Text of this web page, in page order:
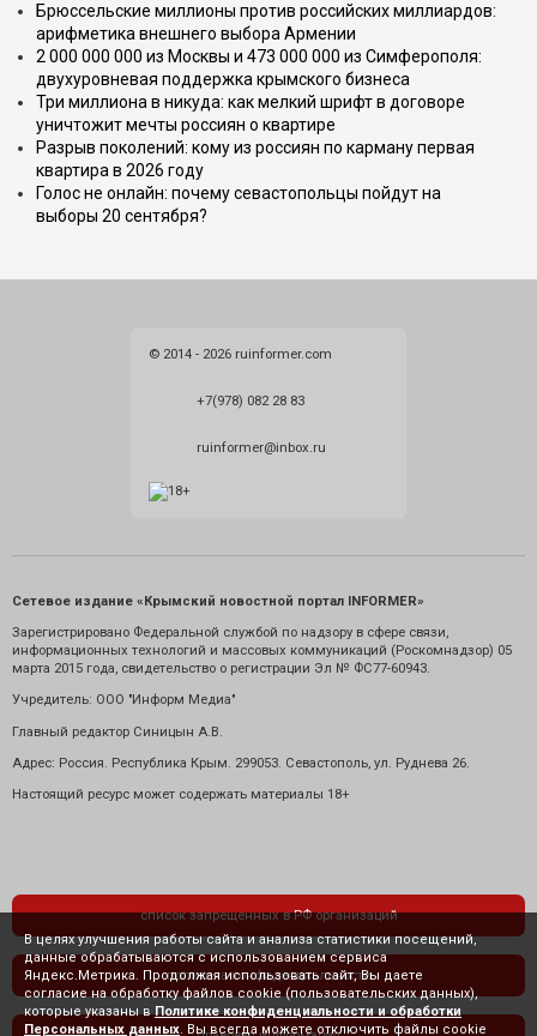
Брюссельские миллионы против российских миллиардов:
арифметика внешнего выбора Армении
2 000 000 000 из Москвы и 473 000 000 из Симферополя:
двухуровневая поддержка крымского бизнеса
Три миллиона в никуда: как мелкий шрифт в договоре
уничтожит мечты россиян о квартире
Разрыв поколений: кому из россиян по карману первая
квартира в 2026 году
Голос не онлайн: почему севастопольцы пойдут на
выборы 20 сентября?
© 2014 - 2026 ruinformer.com
+7(978) 082 28 83
ruinformer@inbox.ru
Сетевое издание «Крымский новостной портал INFORMER»
Зарегистрировано Федеральной службой по надзору в сфере связи,
информационных технологий и массовых коммуникаций (Роскомнадзор) 05
марта 2015 года, свидетельство о регистрации Эл № ФС77-60943.
Учредитель: ООО "Информ Медиа"
Главный редактор Синицын А.В.
Адрес: Россия. Республика Крым. 299053. Севастополь, ул. Руднева 26.
Настоящий ресурс может содержать материалы 18+
список запрещенных в РФ организаций
политика конфиденциальности
В целях улучшения работы сайта и анализа статистики посещений,
данные обрабатываются с использованием сервиса
Яндекс.Метрика. Продолжая использовать сайт, Вы даете
согласие на обработку файлов cookie (пользовательских данных),
которые указаны в Политике конфиденциальности и обработки
Персональных данных . Вы всегда можете отключить файлы cookie